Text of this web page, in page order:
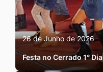
26 de Junho de 2026
Festa no Cerrado 1° Dia